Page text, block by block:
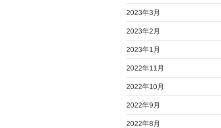
2023年3月
2023年2月
2023年1月
2022年11月
2022年10月
2022年9月
2022年8月